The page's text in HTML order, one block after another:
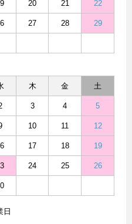
20 21 22
27 28 29
木 金 土
3 4 5
10 11 12
17 18 19
24 25 26
日